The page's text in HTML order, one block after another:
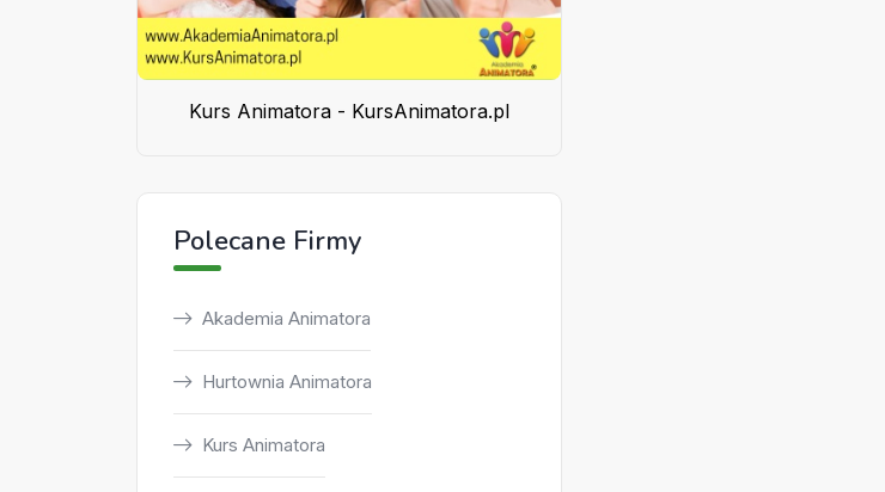
Kurs Animatora - KursAnimatora.pl
Polecane Firmy
Akademia Animatora
Hurtownia Animatora
Kurs Animatora